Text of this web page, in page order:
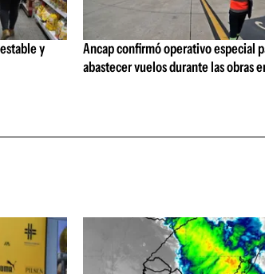
y
Ancap confirmó operativo especial
abastecer vuelos durante las obras